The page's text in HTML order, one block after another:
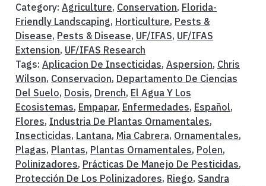
Category: Agriculture, Conservation, Florida-
Friendly Landscaping, Horticulture, Pests &
Disease, Pests & Disease, UF/IFAS, UF/IFAS
Extension, UF/IFAS Research
Tags: Aplicacion De Insecticidas, Aspersion, Chris
Wilson, Conservacion, Departamento De Ciencias
Del Suelo, Dosis, Drench, El Agua Y Los
Ecosistemas, Empapar, Enfermedades, Español,
Flores, Industria De Plantas Ornamentales,
Insecticidas, Lantana, Mia Cabrera, Ornamentales,
Plagas, Plantas, Plantas Ornamentales, Polen,
Polinizadores, Prácticas De Manejo De Pesticidas,
Protección De Los Polinizadores, Riego, Sandra